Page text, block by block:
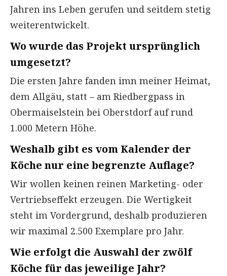
Jahren ins Leben gerufen und seitdem stetig
weiterentwickelt.
Wo wurde das Projekt ursprünglich
umgesetzt?
Die ersten Jahre fanden imn meiner Heimat,
dem Allgäu, statt – am Riedbergpass in
Obermaiselstein bei Oberstdorf auf rund
1.000 Metern Höhe.
Weshalb gibt es vom Kalender der
Köche nur eine begrenzte Auflage?
Wir wollen keinen reinen Marketing- oder
Vertriebseffekt erzeugen. Die Wertigkeit
steht im Vordergrund, deshalb produzieren
wir maximal 2.500 Exemplare pro Jahr.
Wie erfolgt die Auswahl der zwölf
Köche für das jeweilige Jahr?